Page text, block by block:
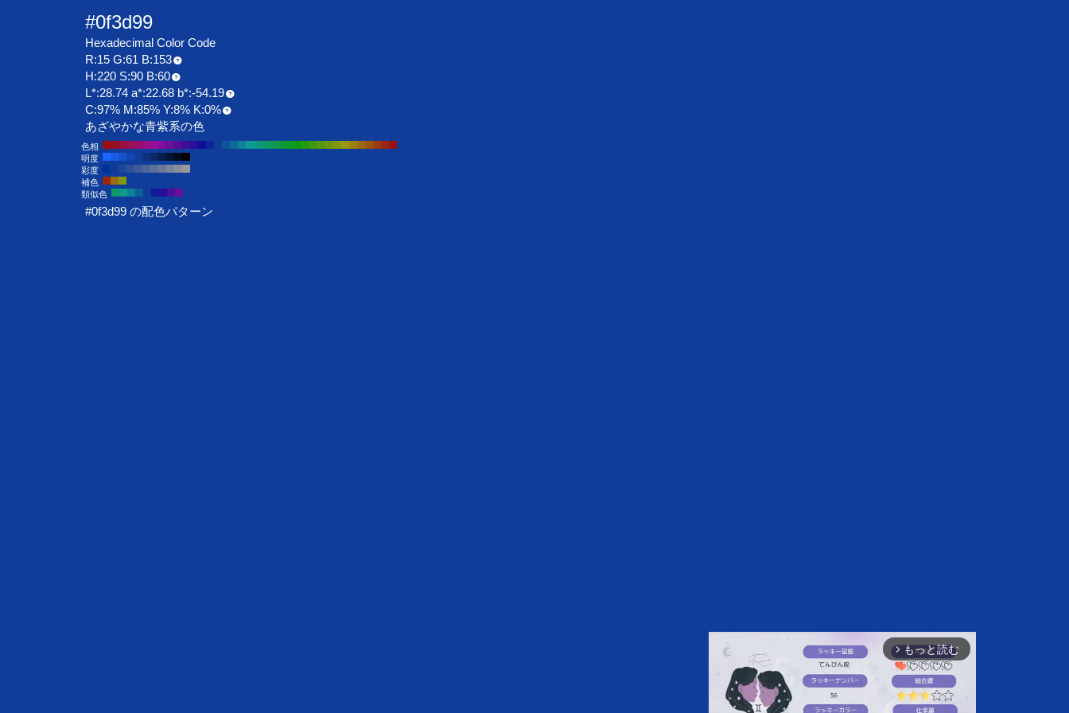
#0f3d99
Hexadecimal Color Code
R:15 G:61 B:153
H:220 S:90 B:60
L*:28.74 a*:22.68 b*:-54.19
C:97% M:85% Y:8% K:0%
あざやかな青紫系の色
色相
明度
彩度
補色
類似色
#0f3d99 の配色パターン
arrow_forward_ios もっと読む